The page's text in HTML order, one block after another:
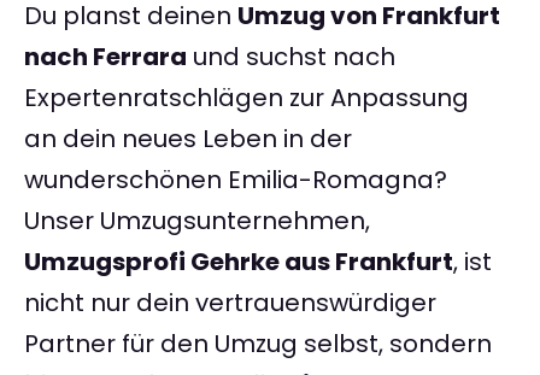
Du planst deinen Umzug von Frankfurt
nach Ferrara und suchst nach
Expertenratschlägen zur Anpassung
an dein neues Leben in der
wunderschönen Emilia-Romagna?
Unser Umzugsunternehmen,
Umzugsprofi Gehrke aus Frankfurt, ist
nicht nur dein vertrauenswürdiger
Partner für den Umzug selbst, sondern